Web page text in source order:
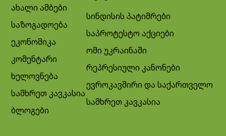
ახალი ამბები
საზოგადოება
ეკონომიკა
კომენტარი
ხელოვნება
სამხრეთ კავკასია
ბლოგები
სინდისის პატიმრები
საპროტესტო აქციები
ომი უკრაინაში
რეპრესიული კანონები
ევროკავშირი და საქართველო
სამხრეთ კავკასია